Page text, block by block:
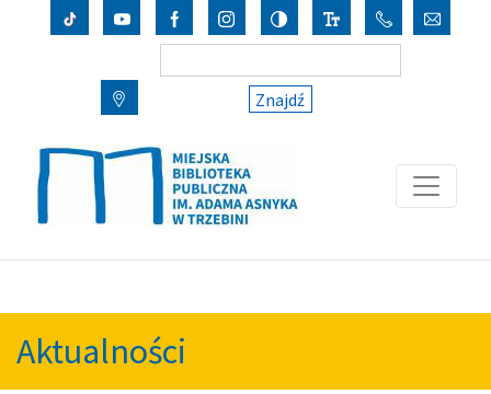
Znajdź
Aktualności